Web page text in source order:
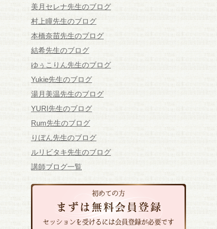
美月セレナ先生のブログ
村上瞳先生のブログ
本橋奈苗先生のブログ
結希先生のブログ
ゆぅこりん先生のブログ
Yukie先生のブログ
湯月美温先生のブログ
YURI先生のブログ
Rum先生のブログ
りぼん先生のブログ
ルリビタキ先生のブログ
講師ブログ一覧